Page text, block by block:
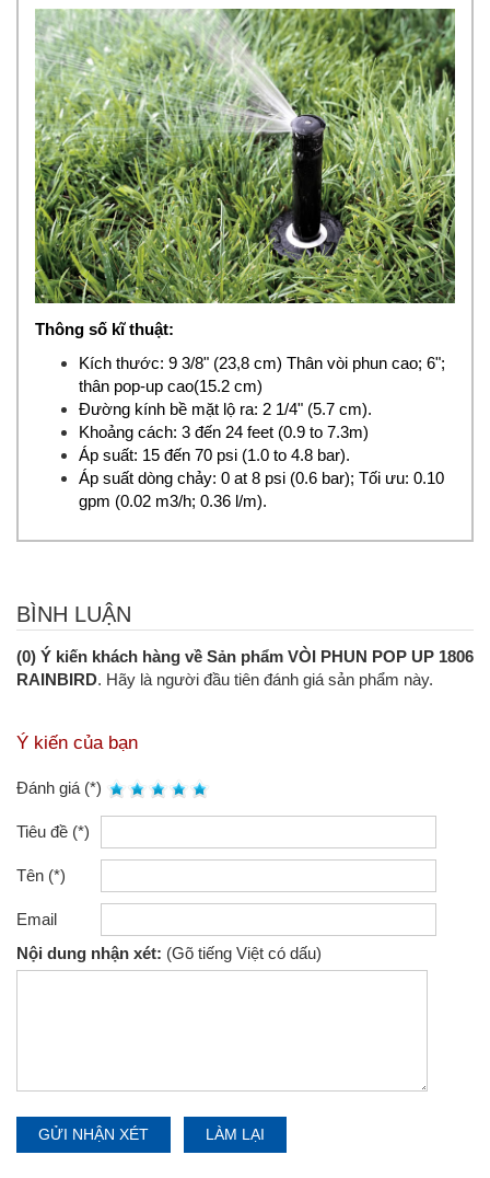
Thông số kĩ thuật:
Kích thước: 9 3/8" (23,8 cm) Thân vòi phun cao; 6";
thân pop-up cao(15.2 cm)
Đường kính bề mặt lộ ra: 2 1/4" (5.7 cm).
Khoảng cách: 3 đến 24 feet (0.9 to 7.3m)
Áp suất: 15 đến 70 psi (1.0 to 4.8 bar).
Áp suất dòng chảy: 0 at 8 psi (0.6 bar); Tối ưu: 0.10
gpm (0.02 m3/h; 0.36 l/m).
BÌNH LUẬN
(0) Ý kiến khách hàng về Sản phẩm VÒI PHUN POP UP 1806
RAINBIRD. Hãy là người đầu tiên đánh giá sản phẩm này.
Ý kiến của bạn
Đánh giá (*)
Tiêu đề (*)
Tên (*)
Email
Nội dung nhận xét: (Gõ tiếng Việt có dấu)